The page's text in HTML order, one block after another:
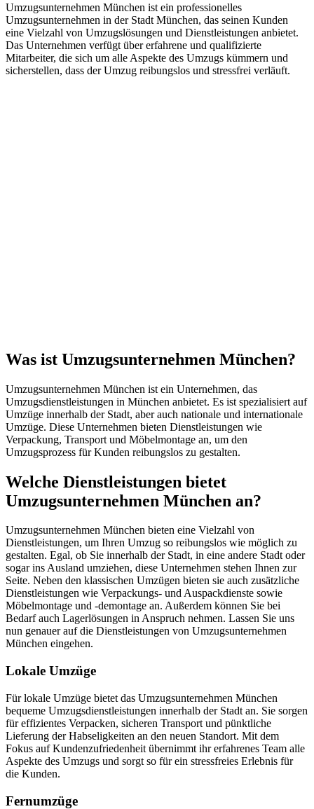
Umzugsunternehmen München ist ein professionelles
Umzugsunternehmen in der Stadt München, das seinen Kunden
eine Vielzahl von Umzugslösungen und Dienstleistungen anbietet.
Das Unternehmen verfügt über erfahrene und qualifizierte
Mitarbeiter, die sich um alle Aspekte des Umzugs kümmern und
sicherstellen, dass der Umzug reibungslos und stressfrei verläuft.
Was ist Umzugsunternehmen München?
Umzugsunternehmen München ist ein Unternehmen, das
Umzugsdienstleistungen in München anbietet. Es ist spezialisiert auf
Umzüge innerhalb der Stadt, aber auch nationale und internationale
Umzüge. Diese Unternehmen bieten Dienstleistungen wie
Verpackung, Transport und Möbelmontage an, um den
Umzugsprozess für Kunden reibungslos zu gestalten.
Welche Dienstleistungen bietet
Umzugsunternehmen München an?
Umzugsunternehmen München bieten eine Vielzahl von
Dienstleistungen, um Ihren Umzug so reibungslos wie möglich zu
gestalten. Egal, ob Sie innerhalb der Stadt, in eine andere Stadt oder
sogar ins Ausland umziehen, diese Unternehmen stehen Ihnen zur
Seite. Neben den klassischen Umzügen bieten sie auch zusätzliche
Dienstleistungen wie Verpackungs- und Auspackdienste sowie
Möbelmontage und -demontage an. Außerdem können Sie bei
Bedarf auch Lagerlösungen in Anspruch nehmen. Lassen Sie uns
nun genauer auf die Dienstleistungen von Umzugsunternehmen
München eingehen.
Lokale Umzüge
Für lokale Umzüge bietet das Umzugsunternehmen München
bequeme Umzugsdienstleistungen innerhalb der Stadt an. Sie sorgen
für effizientes Verpacken, sicheren Transport und pünktliche
Lieferung der Habseligkeiten an den neuen Standort. Mit dem
Fokus auf Kundenzufriedenheit übernimmt ihr erfahrenes Team alle
Aspekte des Umzugs und sorgt so für ein stressfreies Erlebnis für
die Kunden.
Fernumzüge